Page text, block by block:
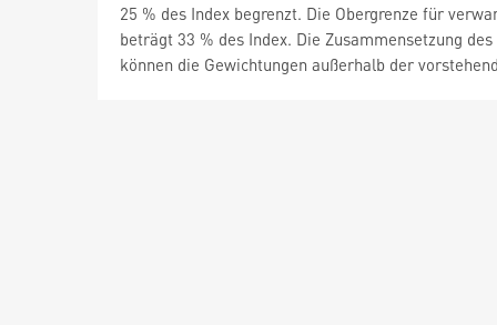
25 % des Index begrenzt. Die Obergrenze für
beträgt 33 % des Index. Die Zusammensetzung
können die Gewichtungen außerhalb der